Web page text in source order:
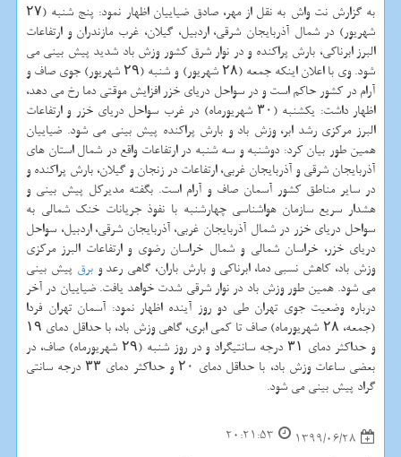
به گزارش نت واش به نقل از مهر، صادق ضیاییان اظهار نمود: پنج شنبه (۲۷
شهریور) در شمال آذربایجان شرقی، اردبیل، گیلان، غرب مازندران و ارتفاعات
البرز ابرناکی، بارش پراکنده و در نوار شرق کشور وزش باد شدید پیش بینی می
شود. وی با اعلان اینکه جمعه (۲۸ شهریور) و شنبه (۲۹ شهریور) جوی صاف و
آرام در کشور حاکم است و در سواحل دریای خزر افزایش موقتی دما رخ می دهد،
اظهار داشت: یکشنبه (۳۰ شهریورماه) در غرب سواحل دریای خزر و ارتفاعات
البرز مرکزی رشد ابر، وزش باد و بارش پراکنده پیش بینی می شود. ضیاییان
همین طور بیان کرد: دوشنبه و سه شنبه در ارتفاعات واقع در شمال استان های
آذربایجان شرقی و آذربایجان غربی، ارتفاعات در زنجان و گیلان، بارش پراکنده و
در سایر مناطق کشور آسمان صاف و آرام است. بگفته مدیرکل پیش بینی و
هشدار سریع سازمان هواشناسی چهارشنبه با نفوذ جریانات خنک شمالی به
سواحل دریای خزر در شمال آذربایجان غربی، آذربایجان شرقی، اردبیل، سواحل
دریای خزر، خراسان شمالی و شمال خراسان رضوی و ارتفاعات البرز مرکزی
وزش باد، کاهش نسبی دما، ابرناکی و بارش باران، گاهی رعد وبرق پیش بینی
می شود. همین طور وزش باد در نوار شرقی شدت خواهد یافت. ضیاییان در آخر
درباره وضعیت جوی تهران طی دو روز آینده اظهار نمود: آسمان تهران فردا
(جمعه، ۲۸ شهریورماه) صاف تا کمی ابری، گاهی وزش باد، با حداقل دمای ۱۹
و حداکثر دمای ۳۱ درجه سانتیگراد و در روز شنبه (۲۹ شهریورماه) صاف، در
بعضی ساعات وزش باد، با حداقل دمای ۲۰ و حداکثر دمای ۳۳ درجه سانتی
گراد پیش بینی می شود.
1399/06/28
20:21:53